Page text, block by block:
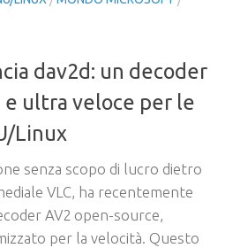
dav2d: un decoder
e ultra veloce per le
Linux
senza scopo di lucro dietro
VLC, ha recentemente
AV2 open-source,
per la velocità. Questo